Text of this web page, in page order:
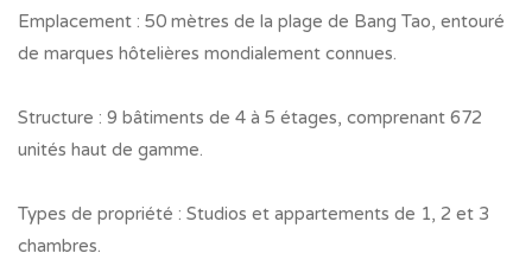
Emplacement : 50 mètres de la plage de Bang Tao, entouré
de marques hôtelières mondialement connues.
Structure : 9 bâtiments de 4 à 5 étages, comprenant 672
unités haut de gamme.
Types de propriété : Studios et appartements de 1, 2 et 3
chambres.